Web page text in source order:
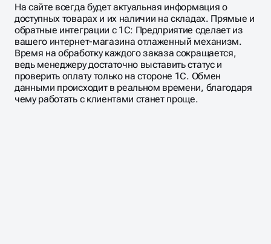
На сайте всегда будет актуальная информация о
доступных товарах и их наличии на складах. Прямые и
обратные интеграции с 1С: Предприятие сделает из
вашего интернет-магазина отлаженный механизм.
Время на обработку каждого заказа сокращается,
ведь менеджеру достаточно выставить статус и
проверить оплату только на стороне 1С. Обмен
данными происходит в реальном времени, благодаря
чему работать с клиентами станет проще.